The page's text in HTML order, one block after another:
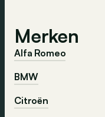
Merken
Alfa Romeo
BMW
Citroën